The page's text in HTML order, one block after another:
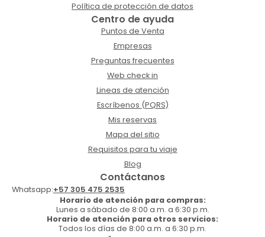
Política de protección de datos
Centro de ayuda
Puntos de Venta
Empresas
Preguntas frecuentes
Web check in
Lineas de atención
Escríbenos (PQRS)
Mis reservas
Mapa del sitio
Requisitos para tu viaje
Blog
Contáctanos
Whatsapp:+57 305 475 2535
Horario de atención para compras:
Lunes a sábado de 8:00 a.m. a 6:30 p.m.
Horario de atención para otros servicios:
Todos los días de 8:00 a.m. a 6:30 p.m.